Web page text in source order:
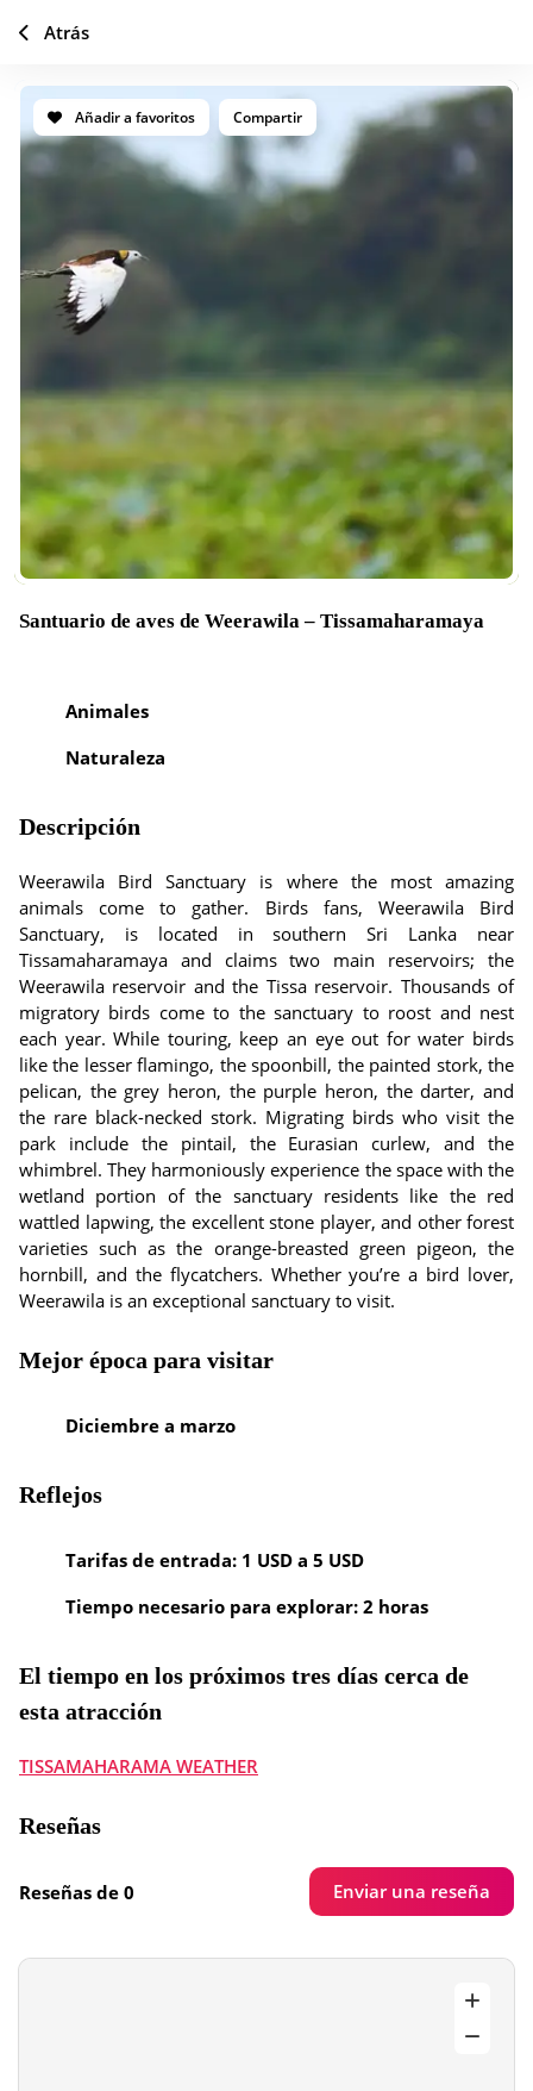
Añadir a favoritos Compartir
Santuario de aves de Weerawila – Tissamaharamaya
Animales
Naturaleza
Descripción
Weerawila Bird Sanctuary is where the most amazing
animals come to gather. Birds fans, Weerawila Bird
Sanctuary, is located in southern Sri Lanka near
Tissamaharamaya and claims two main reservoirs; the
Weerawila reservoir and the Tissa reservoir. Thousands of
migratory birds come to the sanctuary to roost and nest
each year. While touring, keep an eye out for water birds
like the lesser flamingo, the spoonbill, the painted stork, the
pelican, the grey heron, the purple heron, the darter, and
the rare black-necked stork. Migrating birds who visit the
park include the pintail, the Eurasian curlew, and the
whimbrel. They harmoniously experience the space with the
wetland portion of the sanctuary residents like the red
wattled lapwing, the excellent stone player, and other forest
varieties such as the orange-breasted green pigeon, the
hornbill, and the flycatchers. Whether you’re a bird lover,
Weerawila is an exceptional sanctuary to visit.
Mejor época para visitar
Diciembre a marzo
Reflejos
Tarifas de entrada: 1 USD a 5 USD
Tiempo necesario para explorar: 2 horas
El tiempo en los próximos tres días cerca de
esta atracción
TISSAMAHARAMA WEATHER
Reseñas
Reseñas de 0 Enviar una reseña
Atrás